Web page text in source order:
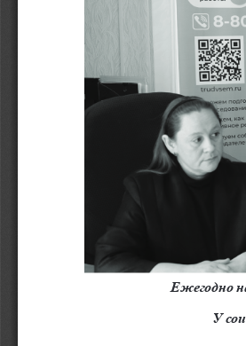
Ежегодно
У